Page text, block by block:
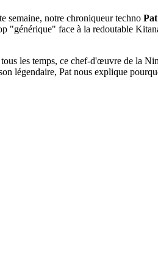
semaine, notre chroniqueur techno
"générique" face à la redoutable
les temps, ce chef-d'œuvre de la
légendaire, Pat nous explique